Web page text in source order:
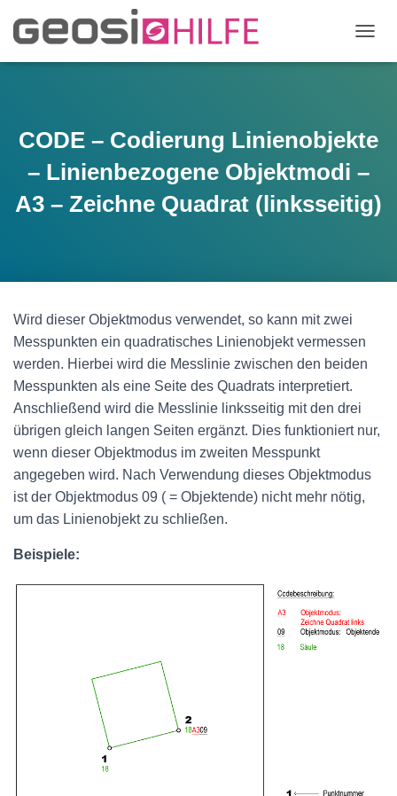
A
T
O
U
H
E
N
CODE – Codierung Linienobjekte
– Linienbezogene Objektmodi –
A3 – Zeichne Quadrat (linksseitig)
Wird dieser Objektmodus verwendet, so kann mit zwei
Messpunkten ein quadratisches Linienobjekt vermessen
werden. Hierbei wird die Messlinie zwischen den beiden
Messpunkten als eine Seite des Quadrats interpretiert.
Anschließend wird die Messlinie linksseitig mit den drei
übrigen gleich langen Seiten ergänzt. Dies funktioniert nur,
wenn dieser Objektmodus im zweiten Messpunkt
angegeben wird. Nach Verwendung dieses Objektmodus
ist der Objektmodus 09 ( = Objektende) nicht mehr nötig,
um das Linienobjekt zu schließen.
Beispiele: